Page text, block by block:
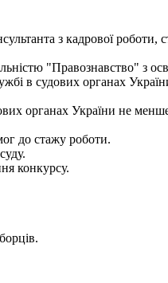
з кадрової роботи,
"Правознавство" з
в судових органах
органах України не
до стажу роботи.
конкурсу.